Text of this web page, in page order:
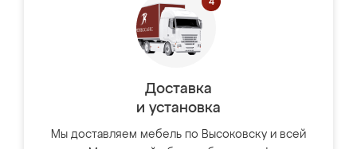
Доставка
и установка
Мы доставляем мебель по Высоковску и всей